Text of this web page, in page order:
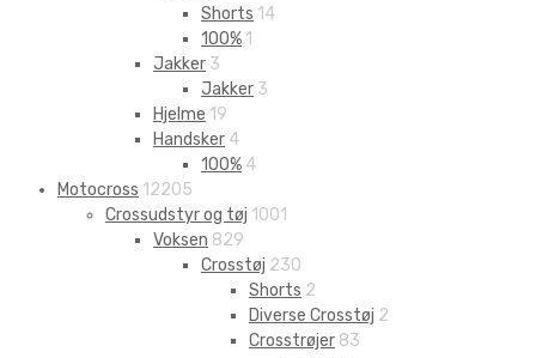
Shorts 14
100% 1
Jakker 3
Jakker 3
Hjelme 19
Handsker 4
100% 4
Motocross 12205
Crossudstyr og tøj 1001
Voksen 829
Crosstøj 230
Shorts 2
Diverse Crosstøj 2
Crosstrøjer 83